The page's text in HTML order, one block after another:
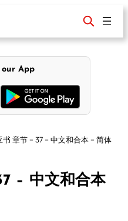
our App
书 章节 – 37 – 中文和合本 – 简体
– 中文和合本